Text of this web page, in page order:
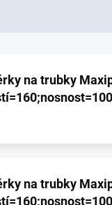
na trubky
na trubky